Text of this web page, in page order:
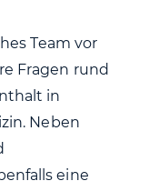
Team vor
Fragen rund
in
Neben
eine